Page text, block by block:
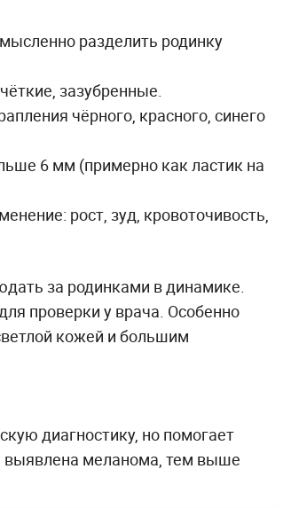
разделить родинку
зазубренные.
чёрного, красного, синего
6 мм (примерно как ластик на
рост, зуд, кровоточивость,
за родинками в динамике.
проверки у врача. Особенно
кожей и большим
диагностику, но помогает
выявлена меланома, тем выше